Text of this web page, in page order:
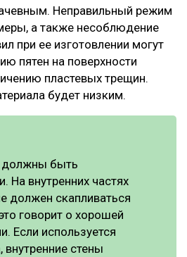
Неправильный режим
а также несоблюдение
при ее изготовлении могут
пятен на поверхности
пластевых трещин.
будет низким.
должны быть
На внутренних частях
должен скапливаться
говорит о хорошей
Если используется
внутренние стены